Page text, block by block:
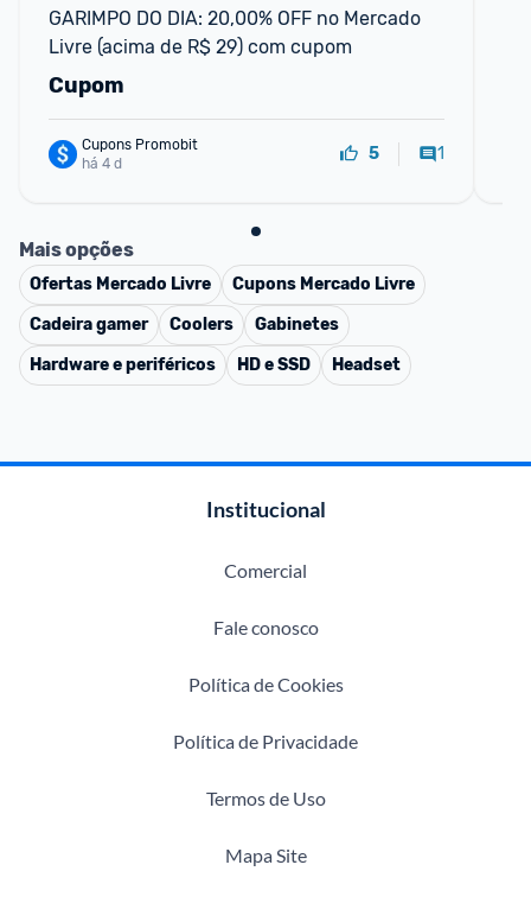
GARIMPO DO DIA: 20,00% OFF no Mercado
Livre (acima de R$ 29) com cupom
Cupom
Cupons Promobit
há 4 d
5 1
Mais opções
Ofertas Mercado Livre Cupons Mercado Livre
Cadeira gamer
Coolers
Gabinetes
Hardware e periféricos
HD e SSD Headset
Institucional
Comercial
Fale conosco
Política de Cookies
Política de Privacidade
Termos de Uso
Mapa Site